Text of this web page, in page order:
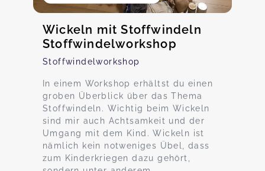
Wickeln mit Stoffwindeln
Stoffwindelworkshop
Stoffwindelworkshop
In einem Workshop erhältst du einen
groben Überblick über das Thema
Stoffwindeln. Wichtig beim Wickeln
sind mir auch Achtsamkeit und der
Umgang mit dem Kind. Wickeln ist
nämlich kein notweniges Übel, dass
zum Kinderkriegen dazu gehört,